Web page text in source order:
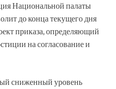
Национальной палаты
до конца текущего дня
приказа, определяющий
на согласование и
сниженный уровень